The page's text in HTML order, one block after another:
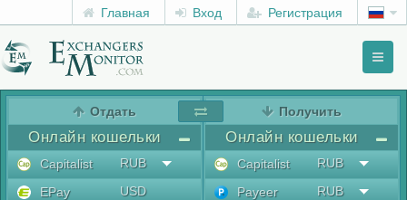
Главная Вход Регистрация
Отдать
Онлайн кошельки
Capitalist
RUB
EPay
USD
Получить
Онлайн кошельки
Capitalist
RUB
Payeer
RUB